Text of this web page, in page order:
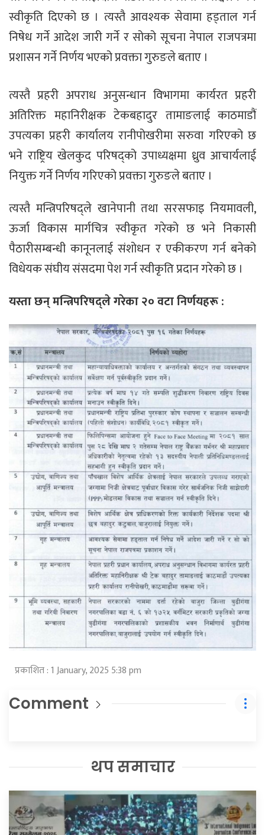
स्वीकृति दिएको छ । त्यस्तै आवश्यक सेवामा हड्ताल गर्न
निषेध गर्ने आदेश जारी गर्ने र सोको सूचना नेपाल राजपत्रमा
प्रशासन गर्ने निर्णय भएको प्रवक्ता गुरुङले बताए ।
त्यस्तै प्रहरी अपराध अनुसन्धान विभागमा कार्यरत प्रहरी
अतिरिक्त महानिरीक्षक टेकबहादुर तामाङलाई काठमाडौं
उपत्यका प्रहरी कार्यालय रानीपोखरीमा सरुवा गरिएको छ
भने राष्ट्रिय खेलकुद परिषद्को उपाध्यक्षमा ध्रुव आचार्यलाई
नियुक्त गर्ने निर्णय गरिएको प्रवक्ता गुरुङले बताए ।
त्यस्तै मन्त्रिपरिषद्ले खानेपानी तथा सरसफाइ नियमावली,
ऊर्जा विकास मार्गचित्र स्वीकृत गरेको छ भने निकासी
पैठारीसम्बन्धी कानूनलाई संशोधन र एकीकरण गर्न बनेको
विधेयक संघीय संसदमा पेश गर्न स्वीकृति प्रदान गरेको छ ।
यस्ता छन् मन्त्रिपरिषद्ले गरेका २० वटा निर्णयहरू :
प्रकाशित : 1 January, 2025 5:38 pm
Comment
थप समाचार